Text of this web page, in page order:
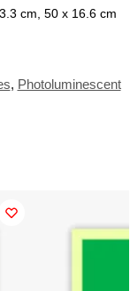
cm, 50 x 16.6 cm
, Photoluminescent